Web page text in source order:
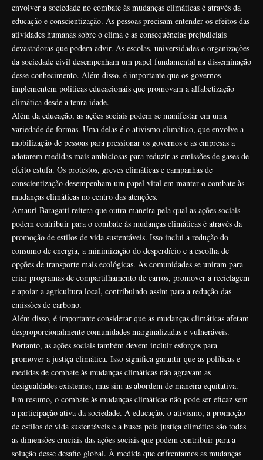
envolver a sociedade no combate às mudanças climáticas é através da
educação e conscientização. As pessoas precisam entender os efeitos das
atividades humanas sobre o clima e as consequências prejudiciais
devastadoras que podem advir. As escolas, universidades e organizações
da sociedade civil desempenham um papel fundamental na disseminação
desse conhecimento. Além disso, é importante que os governos
implementem políticas educacionais que promovam a alfabetização
climática desde a tenra idade.
Além da educação, as ações sociais podem se manifestar em uma
variedade de formas. Uma delas é o ativismo climático, que envolve a
mobilização de pessoas para pressionar os governos e as empresas a
adotarem medidas mais ambiciosas para reduzir as emissões de gases de
efeito estufa. Os protestos, greves climáticas e campanhas de
conscientização desempenham um papel vital em manter o combate às
mudanças climáticas no centro das atenções.
Amauri Baragatti reitera que outra maneira pela qual as ações sociais
podem contribuir para o combate às mudanças climáticas é através da
promoção de estilos de vida sustentáveis. Isso inclui a redução do
consumo de energia, a minimização do desperdício e a escolha de
opções de transporte mais ecológicas. As comunidades se uniram para
criar programas de compartilhamento de carros, promover a reciclagem
e apoiar a agricultura local, contribuindo assim para a redução das
emissões de carbono.
Além disso, é importante considerar que as mudanças climáticas afetam
desproporcionalmente comunidades marginalizadas e vulneráveis.
Portanto, as ações sociais também devem incluir esforços para
promover a justiça climática. Isso significa garantir que as políticas e
medidas de combate às mudanças climáticas não agravam as
desigualdades existentes, mas sim as abordem de maneira equitativa.
Em resumo, o combate às mudanças climáticas não pode ser eficaz sem
a participação ativa da sociedade. A educação, o ativismo, a promoção
de estilos de vida sustentáveis ​​e a busca pela justiça climática são todas
as dimensões cruciais das ações sociais que podem contribuir para a
solução desse desafio global. À medida que enfrentamos as mudanças